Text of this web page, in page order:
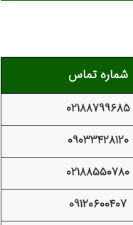
شماره تماس
02188799685
09033428120
02188550780
09120600407